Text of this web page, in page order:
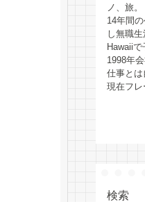
ノ、旅。
14年間
し無職生
Hawaiiで
1998年
仕事とは
現在フレ
検索